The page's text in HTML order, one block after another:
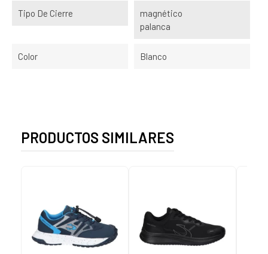
Tipo De Cierre
magnético
palanca
Color Blanco
PRODUCTOS SIMILARES